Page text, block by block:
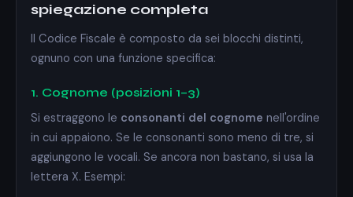
spiegazione completa
Il Codice Fiscale è composto da sei blocchi distinti,
ognuno con una funzione specifica:
1. Cognome (posizioni 1–3)
Si estraggono le consonanti del cognome nell'ordine
in cui appaiono. Se le consonanti sono meno di tre, si
aggiungono le vocali. Se ancora non bastano, si usa la
lettera X. Esempi: